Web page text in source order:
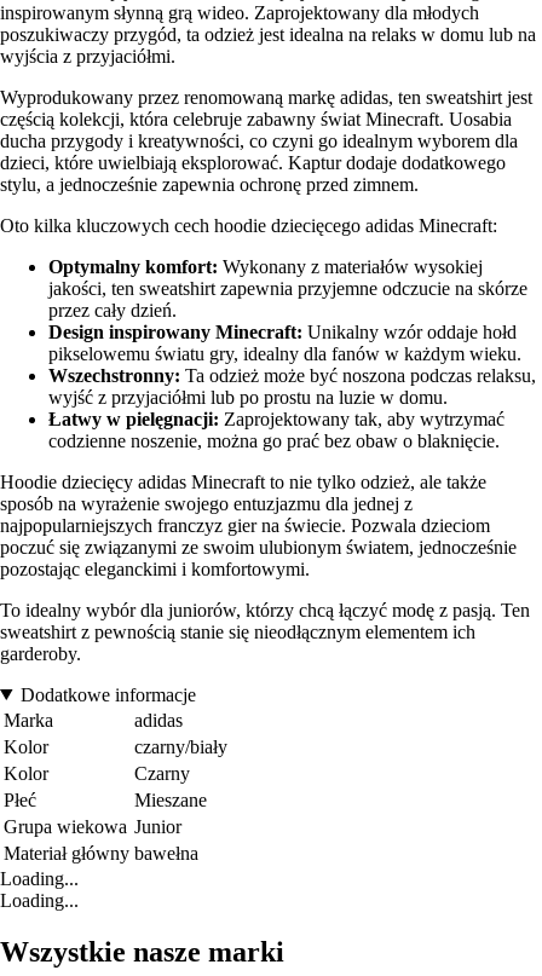
inspirowanym słynną grą wideo. Zaprojektowany dla młodych
poszukiwaczy przygód, ta odzież jest idealna na relaks w domu lub na
wyjścia z przyjaciółmi.
Wyprodukowany przez renomowaną markę adidas, ten sweatshirt jest
częścią kolekcji, która celebruje zabawny świat Minecraft. Uosabia
ducha przygody i kreatywności, co czyni go idealnym wyborem dla
dzieci, które uwielbiają eksplorować. Kaptur dodaje dodatkowego
stylu, a jednocześnie zapewnia ochronę przed zimnem.
Oto kilka kluczowych cech hoodie dziecięcego adidas Minecraft:
Optymalny komfort: Wykonany z materiałów wysokiej
jakości, ten sweatshirt zapewnia przyjemne odczucie na skórze
przez cały dzień.
Design inspirowany Minecraft: Unikalny wzór oddaje hołd
pikselowemu światu gry, idealny dla fanów w każdym wieku.
Wszechstronny: Ta odzież może być noszona podczas relaksu,
wyjść z przyjaciółmi lub po prostu na luzie w domu.
Łatwy w pielęgnacji: Zaprojektowany tak, aby wytrzymać
codzienne noszenie, można go prać bez obaw o blaknięcie.
Hoodie dziecięcy adidas Minecraft to nie tylko odzież, ale także
sposób na wyrażenie swojego entuzjazmu dla jednej z
najpopularniejszych franczyz gier na świecie. Pozwala dzieciom
poczuć się związanymi ze swoim ulubionym światem, jednocześnie
pozostając eleganckimi i komfortowymi.
To idealny wybór dla juniorów, którzy chcą łączyć modę z pasją. Ten
sweatshirt z pewnością stanie się nieodłącznym elementem ich
garderoby.
Dodatkowe informacje
Marka
adidas
Kolor
czarny/biały
Kolor
Czarny
Płeć
Mieszane
Grupa wiekowa Junior
Materiał główny bawełna
Loading...
Loading...
Wszystkie nasze marki